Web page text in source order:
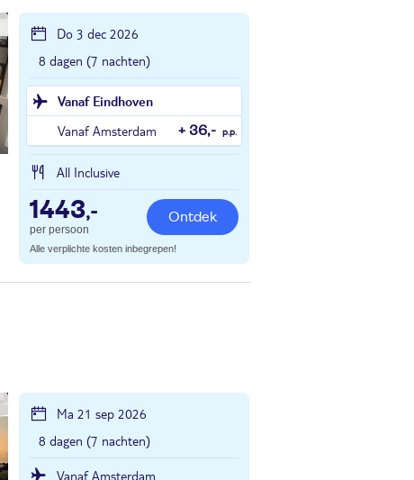
Do 3 dec 2026
8 dagen (7 nachten)
Vanaf Eindhoven
Vanaf Amsterdam
+ 36,- p.p.
All Inclusive
1443,-
per persoon
Ontdek
Alle verplichte kosten inbegrepen!
Ma 21 sep 2026
8 dagen (7 nachten)
Vanaf Amsterdam